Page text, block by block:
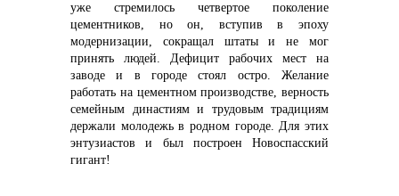
info@vostokcement.ru
уже стремилось четвертое поколение
цементников, но он, вступив в эпоху
модернизации, сокращал штаты и не мог
принять людей. Дефицит рабочих мест на
заводе и в городе стоял остро. Желание
работать на цементном производстве, верность
семейным династиям и трудовым традициям
держали молодежь в родном городе. Для этих
энтузиастов и был построен Новоспасский
гигант!